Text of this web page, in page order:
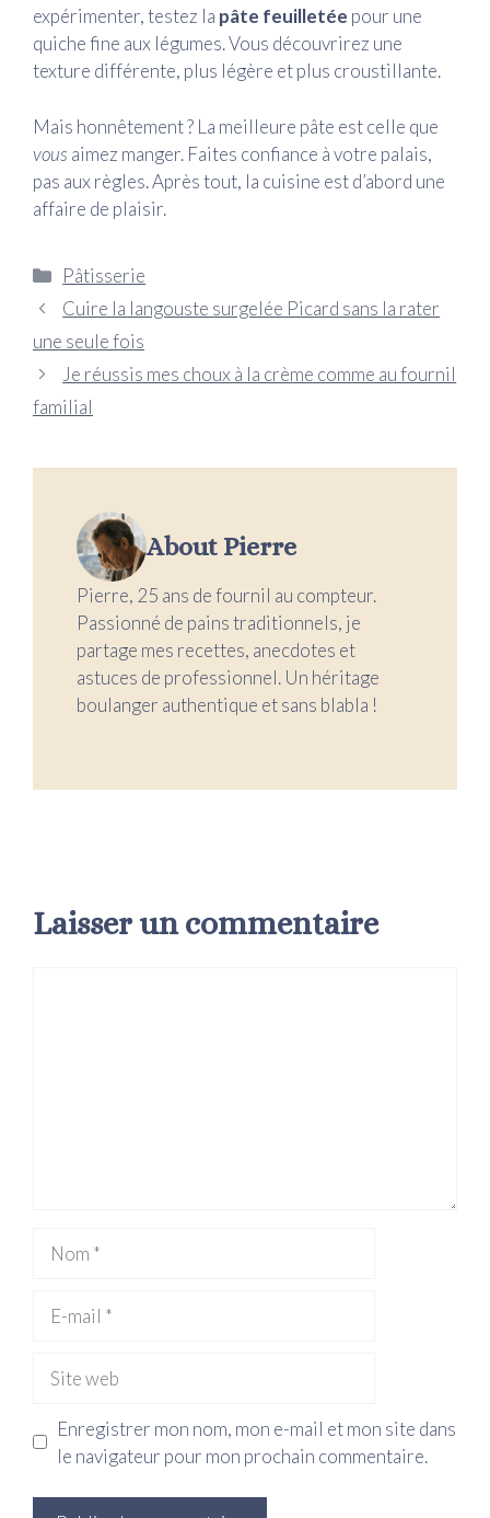
expérimenter, testez la pâte feuilletée pour une
quiche fine aux légumes. Vous découvrirez une
texture différente, plus légère et plus croustillante.
Mais honnêtement ? La meilleure pâte est celle que
vous aimez manger. Faites confiance à votre palais,
pas aux règles. Après tout, la cuisine est d’abord une
affaire de plaisir.
Catégories
Pâtisserie
Cuire la langouste surgelée Picard sans la rater
une seule fois
Je réussis mes choux à la crème comme au fournil
familial
About Pierre
Pierre, 25 ans de fournil au compteur.
Passionné de pains traditionnels, je
partage mes recettes, anecdotes et
astuces de professionnel. Un héritage
boulanger authentique et sans blabla !
Laisser un commentaire
mail
web
Enregistrer mon nom, mon e-mail et mon site dans
le navigateur pour mon prochain commentaire.